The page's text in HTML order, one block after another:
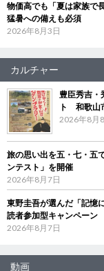
物価高でも「夏は家族で
猛暑への備えも必須
2026年8月3日
カルチャー
豊臣秀吉・
ト 和歌山
2026年8月
旅の思い出を五・七・五
ンテスト」を開催
2026年8月7日
東野圭吾が選んだ「記憶
読者参加型キャンペーン
2026年8月7日
動画